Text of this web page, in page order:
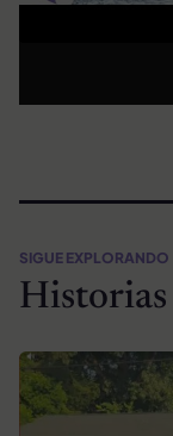
SIGUE EXPLORANDO
Historias